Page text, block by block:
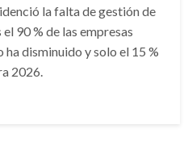
la falta de gestión de
90 % de las empresas
disminuido y solo el 15 %
2026.